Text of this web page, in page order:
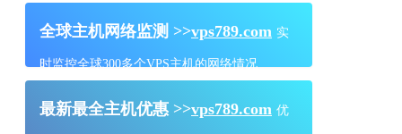
全球主机网络监测 >>vps789.com 实
时监控全球300多个VPS主机的网络情况
最新最全主机优惠 >>vps789.com 优